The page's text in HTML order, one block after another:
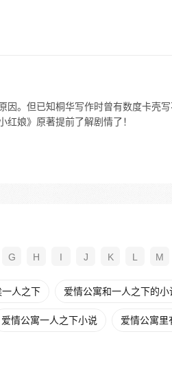
因。但已知桐华写作时曾有数度卡壳
娘》原著提前了解剧情了！
G H I J K L M
一人之下 爱情公寓和一人之下的小
爱情公寓一人之下小说 爱情公寓里